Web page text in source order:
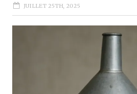
JUILLET 25TH, 2025